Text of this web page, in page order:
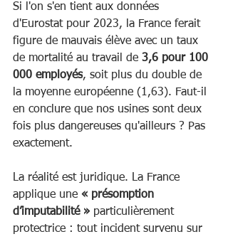
Si l'on s'en tient aux données
d'Eurostat pour 2023, la France ferait
figure de mauvais élève avec un taux
de mortalité au travail de 3,6 pour 100
000 employés, soit plus du double de
la moyenne européenne (1,63). Faut-il
en conclure que nos usines sont deux
fois plus dangereuses qu'ailleurs ? Pas
exactement.
La réalité est juridique. La France
applique une « présomption
d’imputabilité » particulièrement
protectrice : tout incident survenu sur